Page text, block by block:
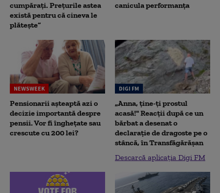
cumpărați. Prețurile astea
există pentru că cineva le
plătește”
canicula performanța
NEWSWEEK
Pensionarii așteaptă azi o
decizie importantă despre
pensii. Vor fi înghețate sau
crescute cu 200 lei?
DIGI FM
„Anna, ţine-ţi prostul
acasă!" Reacţii după ce un
bărbat a desenat o
declaraţie de dragoste pe o
stâncă, în Transfăgărăşan
Descarcă aplicația Digi FM